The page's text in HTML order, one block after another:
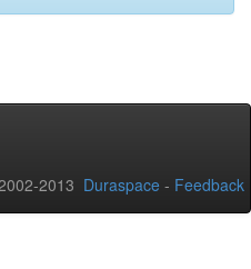
2013 Duraspace - Feedback